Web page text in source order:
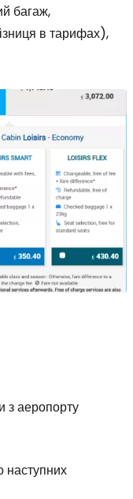
багаж,
в тарифах),
з аеропорту
наступних